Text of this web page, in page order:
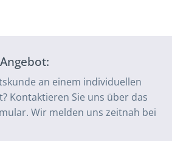
an einem individuellen
Kontaktieren Sie uns über das
Wir melden uns zeitnah bei